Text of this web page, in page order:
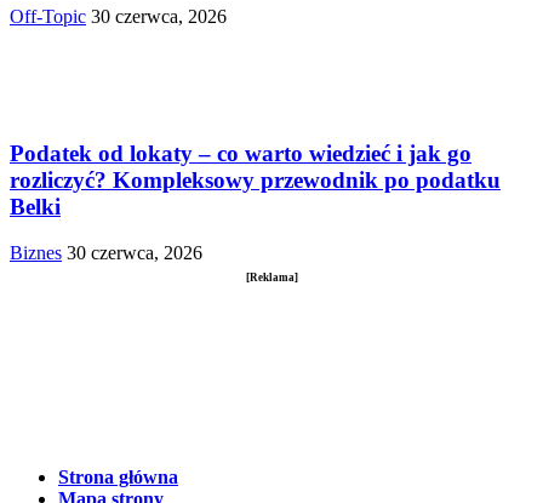
Off-Topic 30 czerwca, 2026
Podatek od lokaty – co warto wiedzieć i jak go
rozliczyć? Kompleksowy przewodnik po podatku
Belki
Biznes 30 czerwca, 2026
[Reklama]
Strona główna
Mapa strony